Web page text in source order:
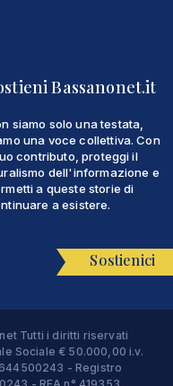
Bassanonet.it
siamo solo una testata,
una voce collettiva. Con
contributo, proteggi il
dell'informazione e
a queste storie di
a esistere.
Sostienici
Tutti i diritti riservati
Sociale € 50.000,00 i.v.
- Registro